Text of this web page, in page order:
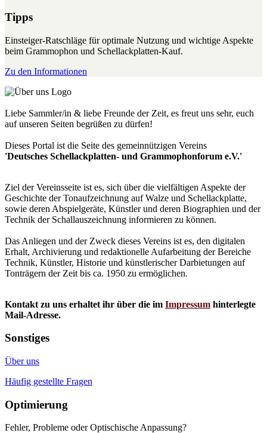
Tipps
Einsteiger-Ratschläge für optimale Nutzung und wichtige Aspekte
beim Grammophon und Schellackplatten-Kauf.
Zu den Informationen
Liebe Sammler/in & liebe Freunde der Zeit, es freut uns sehr, euch
auf unseren Seiten begrüßen zu dürfen!
Dieses Portal ist die Seite des gemeinnützigen Vereins
'Deutsches Schellackplatten- und Grammophonforum e.V.'
Ziel der Vereinsseite ist es, sich über die vielfältigen Aspekte der
Geschichte der Tonaufzeichnung auf Walze und Schellackplatte,
sowie deren Abspielgeräte, Künstler und deren Biographien und der
Technik der Schallauszeichnung informieren zu können.
Das Anliegen und der Zweck dieses Vereins ist es, den digitalen
Erhalt, Archivierung und redaktionelle Aufarbeitung der Bereiche
Technik, Künstler, Historie und künstlerischer Darbietungen auf
Tonträgern der Zeit bis ca. 1950 zu ermöglichen.
Kontakt zu uns erhaltet ihr über die im Impressum hinterlegte
Mail-Adresse.
Sonstiges
Über uns
Häufig gestellte Fragen
Optimierung
Fehler, Probleme oder Optischische Anpassung?